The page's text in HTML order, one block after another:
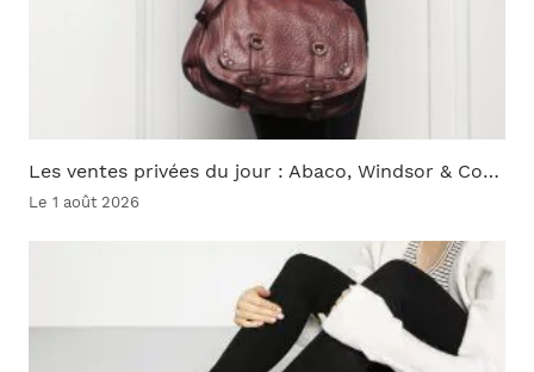
Les ventes privées du jour : Abaco, Windsor & Co…
Le 1 août 2026